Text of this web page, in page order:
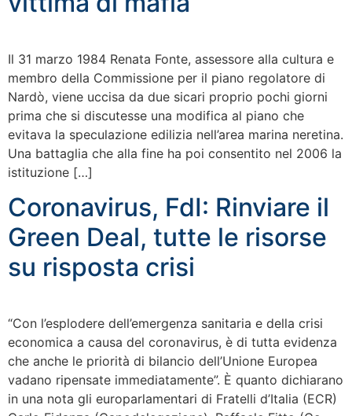
Il 31 marzo 1984 Renata Fonte, assessore alla cultura e
membro della Commissione per il piano regolatore di
Nardò, viene uccisa da due sicari proprio pochi giorni
prima che si discutesse una modifica al piano che
evitava la speculazione edilizia nell’area marina neretina.
Una battaglia che alla fine ha poi consentito nel 2006 la
istituzione […]
Coronavirus, FdI: Rinviare il
Green Deal, tutte le risorse
su risposta crisi
“Con l’esplodere dell’emergenza sanitaria e della crisi
economica a causa del coronavirus, è di tutta evidenza
che anche le priorità di bilancio dell’Unione Europea
vadano ripensate immediatamente”. È quanto dichiarano
in una nota gli europarlamentari di Fratelli d’Italia (ECR)